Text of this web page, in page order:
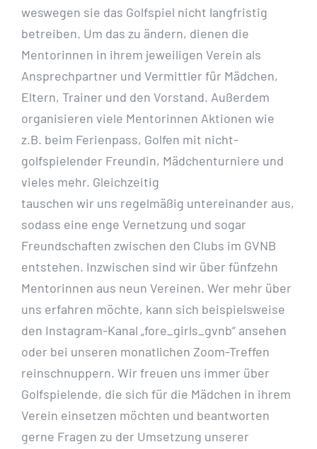
weswegen sie das Golfspiel nicht langfristig
betreiben. Um das zu ändern, dienen die
Mentorinnen in ihrem jeweiligen Verein als
Ansprechpartner und Vermittler für Mädchen,
Eltern, Trainer und den Vorstand. Außerdem
organisieren viele Mentorinnen Aktionen wie
z.B. beim Ferienpass, Golfen mit nicht-
golfspielender Freundin, Mädchenturniere und
vieles mehr. Gleichzeitig
tauschen wir uns regelmäßig untereinander aus,
sodass eine enge Vernetzung und sogar
Freundschaften zwischen den Clubs im GVNB
entstehen. Inzwischen sind wir über fünfzehn
Mentorinnen aus neun Vereinen. Wer mehr über
uns erfahren möchte, kann sich beispielsweise
den Instagram-Kanal „fore_girls _gvnb“ ansehen
oder bei unseren monatlichen Zoom-Treffen
reinschnuppern. Wir freuen uns immer über
Golfspielende, die sich für die Mädchen in ihrem
Verein einsetzen möchten und beantworten
gerne Fragen zu der Umsetzung unserer